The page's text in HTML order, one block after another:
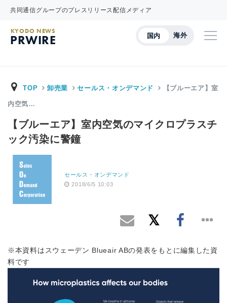
共同通信グループのプレスリリース配信メディア
国内 海外
KYODO NEWS
PRWIRE
TOP 卸売業 セールス・オンデマンド 【ブルーエア】室
内空気…
【ブルーエア】室内空気のマイクロプラスチ
ック汚染に警鐘
セールス・オンデマンド
2018/6/5 10:03
※本資料はスウェーデン Blueair ABの発表をもとに編集した資
料です